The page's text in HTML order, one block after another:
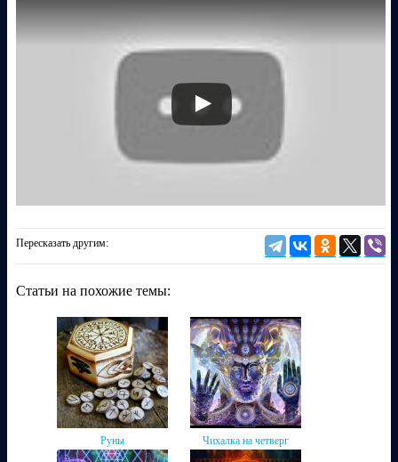
Пересказать другим:
Статьи на похожие темы:
Руны Чихалка на четверг